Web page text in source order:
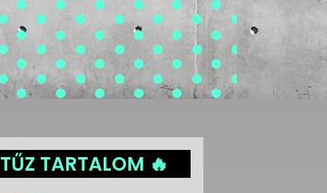
TŰZ TARTALOM 🔥